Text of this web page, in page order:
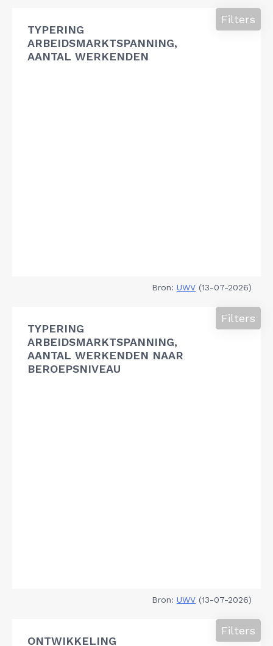
TYPERING
ARBEIDSMARKTSPANNING,
AANTAL WERKENDEN
Filters
Bron: UWV (13-07-2026)
TYPERING
ARBEIDSMARKTSPANNING,
AANTAL WERKENDEN NAAR
BEROEPSNIVEAU
Filters
Bron: UWV (13-07-2026)
ONTWIKKELING
Filters